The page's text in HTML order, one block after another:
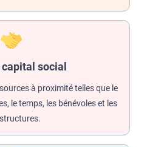
social
à proximité telles que le
le temps, les bénévoles et les